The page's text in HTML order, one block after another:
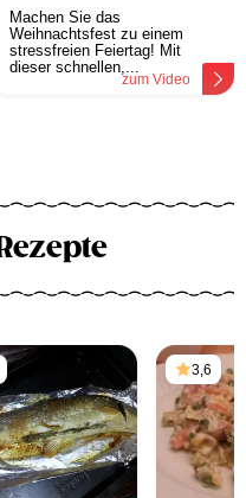
Machen Sie das
Weihnachtsfest zu einem
stressfreien Feiertag! Mit
dieser schnellen,...
zum Video
3,6